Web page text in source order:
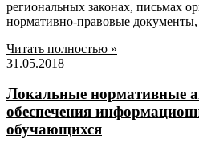
региональных законах, письмах
нормативно-правовые документы,
Читать полностью »
31.05.2018
Локальные нормативные
обеспечения
обучающихся